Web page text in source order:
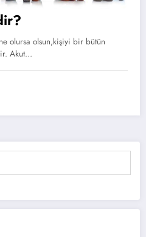
olursa olsun,kişiyi bir bütün
Akut…